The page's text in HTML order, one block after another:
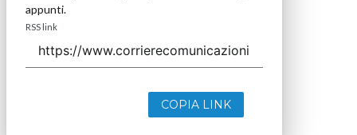
appunti.
RSS link
COPIA LINK